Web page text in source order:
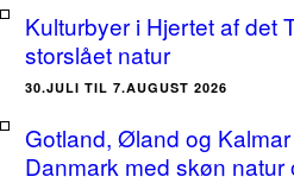
Kulturbyer i Hjertet af det
storslået natur
30.JULI TIL 7.AUGUST 2026
Gotland, Øland og
Danmark med skøn natur